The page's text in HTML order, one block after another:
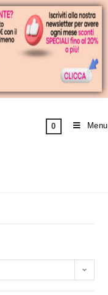
0 Menu